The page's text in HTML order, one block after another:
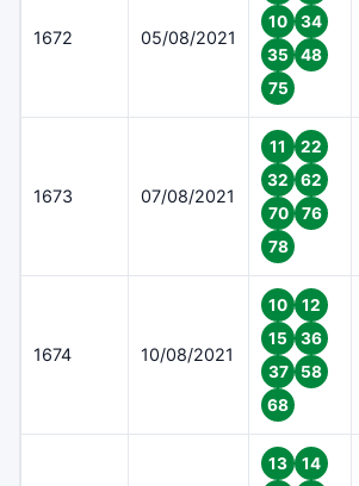
1672 05/08/2021
10
34
35
48
75
1673 07/08/2021
11
22
32
62
70
76
78
1674 10/08/2021
10
12
15
36
37
58
68
13
14